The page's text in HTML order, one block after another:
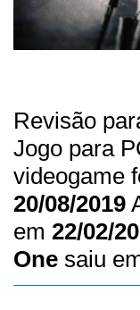
Revisão
Jogo para
videogame
20/08/2019
em 22/02/
One saiu